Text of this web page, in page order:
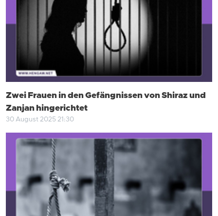
Zwei Frauen in den Gefängnissen von Shiraz und
Zanjan hingerichtet
30 August 2025 21:30